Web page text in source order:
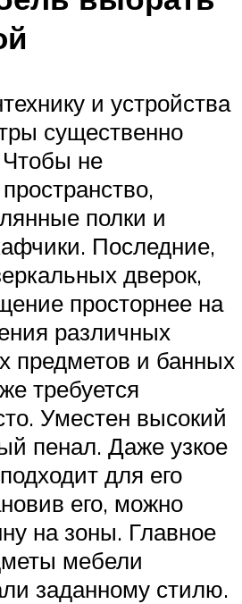
и устройства
существенно
не
полки и
Последние,
дверок,
просторнее на
различных
предметов и банных
требуется
Уместен высокий
пенал. Даже узкое
для его
его, можно
на зоны. Главное
мебели
заданному стилю.